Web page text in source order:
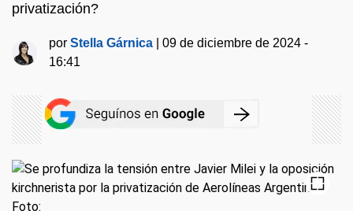
privatización?
porStella Gárnica |09 de diciembre de 2024 -
16:41